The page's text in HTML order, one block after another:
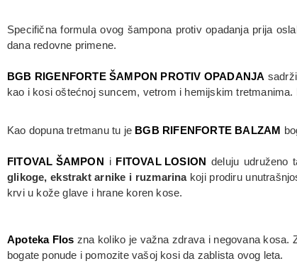
Specifična formula ovog šampona protiv opadanja prija
dana redovne primene.
BGB RIGENFORTE ŠAMPON PROTIV OPADANJA
kao i kosi oštećnoj suncem, vetrom i hemijskim
Kao dopuna tretmanu tu je BGB RIFENFORTE BALZAM
FITOVAL ŠAMPON i FITOVAL LOSION deluju udruženo
glikoge, ekstrakt arnike i ruzmarinakoji prodiru
krvi u kože glave i hrane koren kose.
Apoteka Flos zna koliko je važna zdrava i negovana kosa.
bogate ponude i pomozite vašoj kosi da zablista ovog leta.